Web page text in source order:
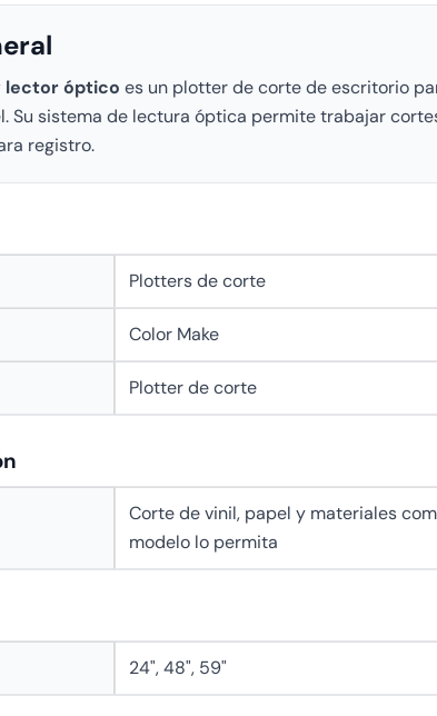
lector óptico es un plotter de corte de escritorio
Su sistema de lectura óptica permite trabajar
registro.
Plotters de corte
Color Make
Plotter de corte
Corte de vinil, papel y materiales
modelo lo permita
24", 48", 59"